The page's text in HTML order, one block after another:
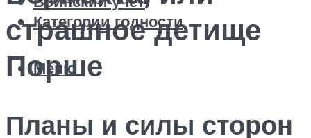
Категории годности
Меню
страшное детище
Порше
Планы и силы сторон